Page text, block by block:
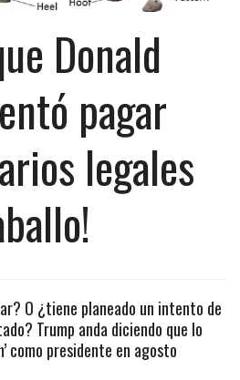
Donald
pagar
legales
O ¿tiene planeado un intento de
Trump anda diciendo que lo
como presidente en agosto